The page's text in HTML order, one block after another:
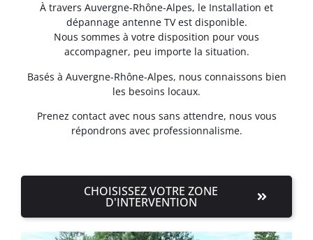
À travers Auvergne-Rhône-Alpes, le Installation et
dépannage antenne TV est disponible.
Nous sommes à votre disposition pour vous
accompagner, peu importe la situation.
Basés à Auvergne-Rhône-Alpes, nous connaissons bien
les besoins locaux.
Prenez contact avec nous sans attendre, nous vous
répondrons avec professionnalisme.
CHOISISSEZ VOTRE ZONE
D'INTERVENTION